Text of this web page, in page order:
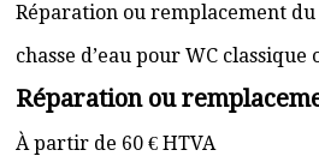
Réparation ou remplacement du
chasse d’eau pour WC classique
Réparation ou
À partir de 60 € HTVA